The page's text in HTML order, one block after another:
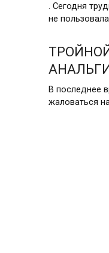
. Сегодня
не
В последнее
жаловаться